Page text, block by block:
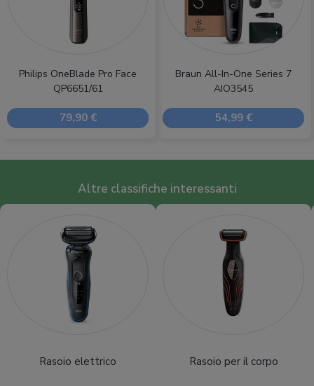
Philips OneBlade Pro Face
QP6651/61
79,90 €
Braun All-In-One Series 7
AIO3545
54,99 €
Altre classifiche interessanti
Rasoio elettrico Rasoio per il corpo